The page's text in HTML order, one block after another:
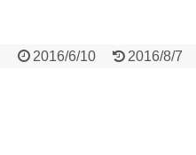
2016/6/10 2016/8/7